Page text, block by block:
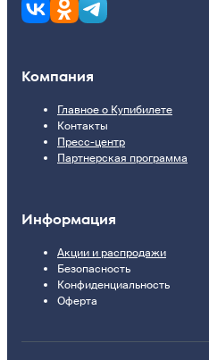
Компания
Главное о Купибилете
Контакты
Пресс-центр
Партнерская программа
Информация
Акции и распродажи
Безопасность
Конфиденциальность
Оферта